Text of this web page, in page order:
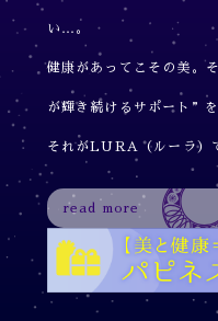
い…。
健康があってこその美。
が輝き続けるサポート”を
それがLURA（ルーラ）
read more